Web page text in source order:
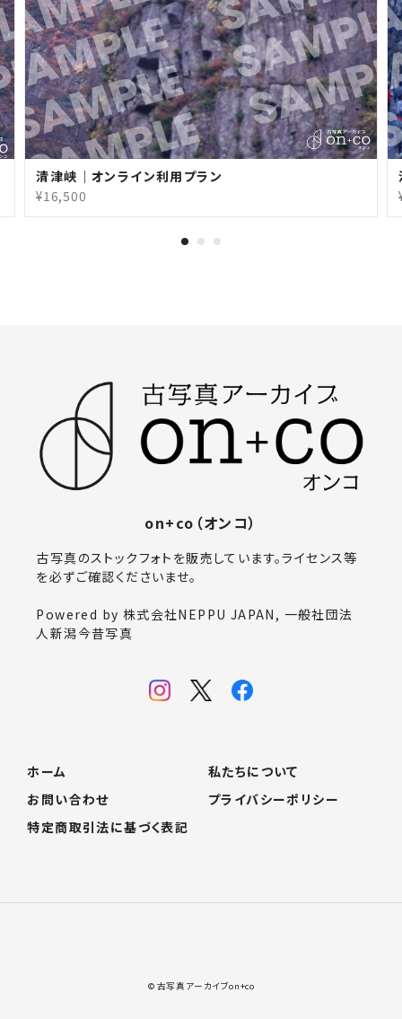
清津峡｜オンライン利用プラン
¥16,500
on+co（オンコ）
古写真のストックフォトを販売しています。ライセンス等
を必ずご確認くださいませ。
Powered by 株式会社NEPPU JAPAN, 一般社団法
人新潟今昔写真
ホーム
私たちについて
お問い合わせ
プライバシーポリシー
特定商取引法に基づく表記
© 古写真アーカイブon+co